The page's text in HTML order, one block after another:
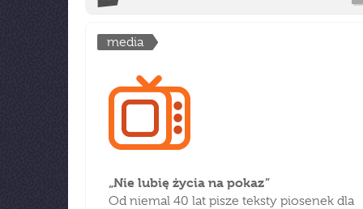
media
„Nie lubię życia na pokaz”
Od niemal 40 lat pisze teksty piosenek dla